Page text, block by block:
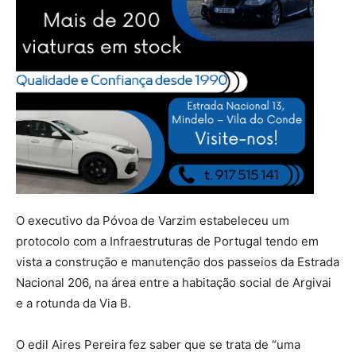
O executivo da Póvoa de Varzim estabeleceu um
protocolo com a Infraestruturas de Portugal tendo em
vista a construção e manutenção dos passeios da Estrada
Nacional 206, na área entre a habitação social de Argivai
e a rotunda da Via B.
O edil Aires Pereira fez saber que se trata de “uma